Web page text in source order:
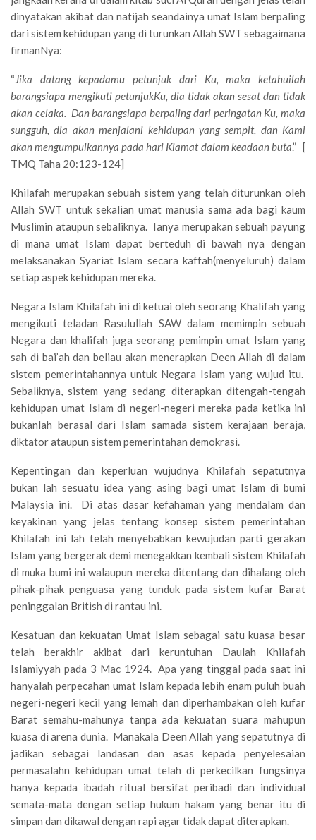
dinyatakan akibat dan natijah seandainya umat Islam berpaling
dari sistem kehidupan yang di turunkan Allah SWT sebagaimana
firmanNya:
“Jika datang kepadamu petunjuk dari Ku, maka ketahuilah
barangsiapa mengikuti petunjukKu, dia tidak akan sesat dan tidak
akan celaka. Dan barangsiapa berpaling dari peringatan Ku, maka
sungguh, dia akan menjalani kehidupan yang sempit, dan Kami
akan mengumpulkannya pada hari Kiamat dalam keadaan buta.” [
TMQ Taha 20:123-124]
Khilafah merupakan sebuah sistem yang telah diturunkan oleh
Allah SWT untuk sekalian umat manusia sama ada bagi kaum
Muslimin ataupun sebaliknya. Ianya merupakan sebuah payung
di mana umat Islam dapat berteduh di bawah nya dengan
melaksanakan Syariat Islam secara kaffah(menyeluruh) dalam
setiap aspek kehidupan mereka.
Negara Islam Khilafah ini di ketuai oleh seorang Khalifah yang
mengikuti teladan Rasulullah SAW dalam memimpin sebuah
Negara dan khalifah juga seorang pemimpin umat Islam yang
sah di bai’ah dan beliau akan menerapkan Deen Allah di dalam
sistem pemerintahannya untuk Negara Islam yang wujud itu.
Sebaliknya, sistem yang sedang diterapkan ditengah-tengah
kehidupan umat Islam di negeri-negeri mereka pada ketika ini
bukanlah berasal dari Islam samada sistem kerajaan beraja,
diktator ataupun sistem pemerintahan demokrasi.
Kepentingan dan keperluan wujudnya Khilafah sepatutnya
bukan lah sesuatu idea yang asing bagi umat Islam di bumi
Malaysia ini. Di atas dasar kefahaman yang mendalam dan
keyakinan yang jelas tentang konsep sistem pemerintahan
Khilafah ini lah telah menyebabkan kewujudan parti gerakan
Islam yang bergerak demi menegakkan kembali sistem Khilafah
di muka bumi ini walaupun mereka ditentang dan dihalang oleh
pihak-pihak penguasa yang tunduk pada sistem kufar Barat
peninggalan British di rantau ini.
Kesatuan dan kekuatan Umat Islam sebagai satu kuasa besar
telah berakhir akibat dari keruntuhan Daulah Khilafah
Islamiyyah pada 3 Mac 1924. Apa yang tinggal pada saat ini
hanyalah perpecahan umat Islam kepada lebih enam puluh buah
negeri-negeri kecil yang lemah dan diperhambakan oleh kufar
Barat semahu-mahunya tanpa ada kekuatan suara mahupun
kuasa di arena dunia. Manakala Deen Allah yang sepatutnya di
jadikan sebagai landasan dan asas kepada penyelesaian
permasalahn kehidupan umat telah di perkecilkan fungsinya
hanya kepada ibadah ritual bersifat peribadi dan individual
semata-mata dengan setiap hukum hakam yang benar itu di
simpan dan dikawal dengan rapi agar tidak dapat diterapkan.